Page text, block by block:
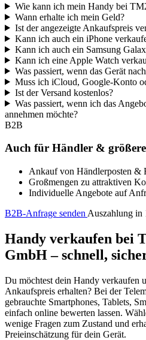
Wie kann ich mein Handy bei
Wann erhalte ich mein Geld?
Ist der angezeigte Ankaufspreis
Kann ich auch ein iPhone
Kann ich auch ein Samsung
Kann ich eine Apple Watch
Was passiert, wenn das Gerät
Muss ich iCloud, Google-Konto
Ist der Versand kostenlos?
Was passiert, wenn ich das
annehmen möchte?
B2B
Auch für Händler &
Ankauf von Händlerposten &
Großmengen zu attraktiven
Individuelle Angebote auf
B2B-Anfrage senden Auszahlung in
Handy verkaufen bei
GmbH – schnell,
Du möchtest dein Handy verkaufen
Ankaufspreis erhalten? Bei der
gebrauchte Smartphones, Tablets,
einfach online bewerten lassen.
wenige Fragen zum Zustand und
Preieinschätzung für dein Gerät.